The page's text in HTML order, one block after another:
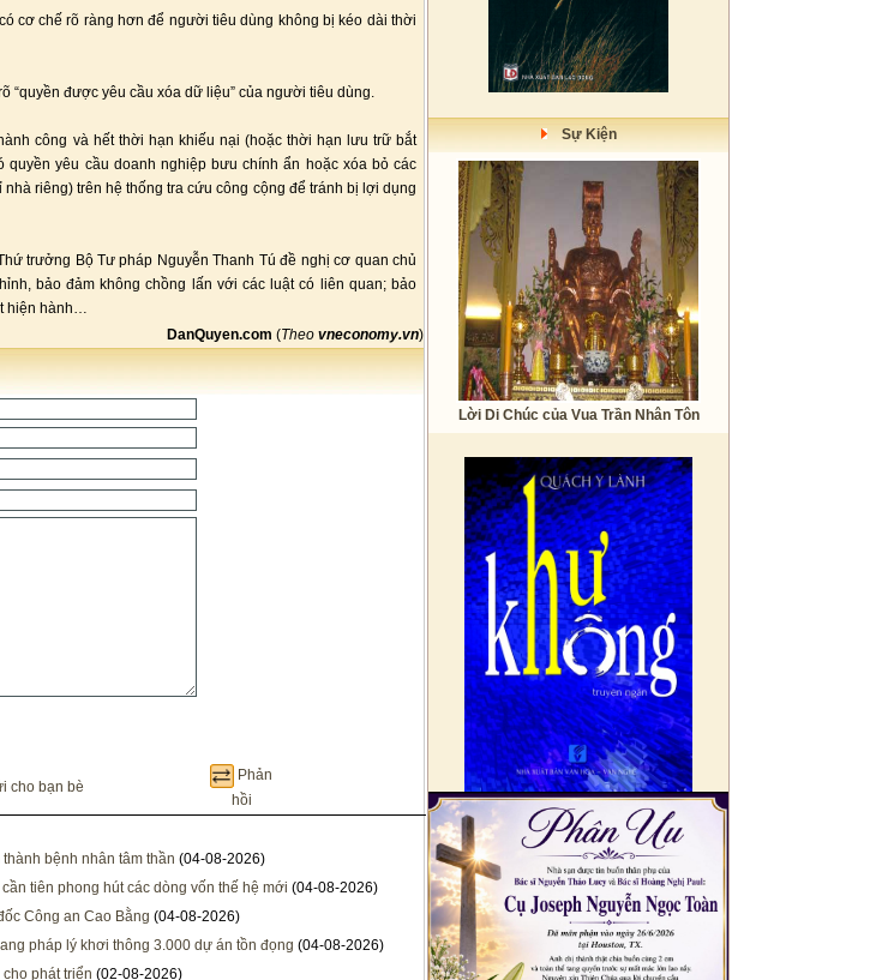
cơ chế rõ ràng hơn để người tiêu dùng không bị kéo dài thời
“quyền được yêu cầu xóa dữ liệu” của người tiêu dùng.
công và hết thời hạn khiếu nại (hoặc thời hạn lưu trữ bắt
quyền yêu cầu doanh nghiệp bưu chính ẩn hoặc xóa bỏ các
riêng) trên hệ thống tra cứu công cộng để tránh bị lợi dụng
trưởng Bộ Tư pháp Nguyễn Thanh Tú đề nghị cơ quan chủ
bảo đảm không chồng lấn với các luật có liên quan; bảo
hiện hành…
DanQuyen.com (Theo vneconomy.vn)
cho bạn bè
Phản
hồi
bệnh nhân tâm thần (04-08-2026)
tiên phong hút các dòng vốn thế hệ mới (04-08-2026)
Công an Cao Bằng (04-08-2026)
pháp lý khơi thông 3.000 dự án tồn đọng (04-08-2026)
phát triển (02-08-2026)
Sự Kiện
Lời Di Chúc của Vua Trần Nhân Tôn